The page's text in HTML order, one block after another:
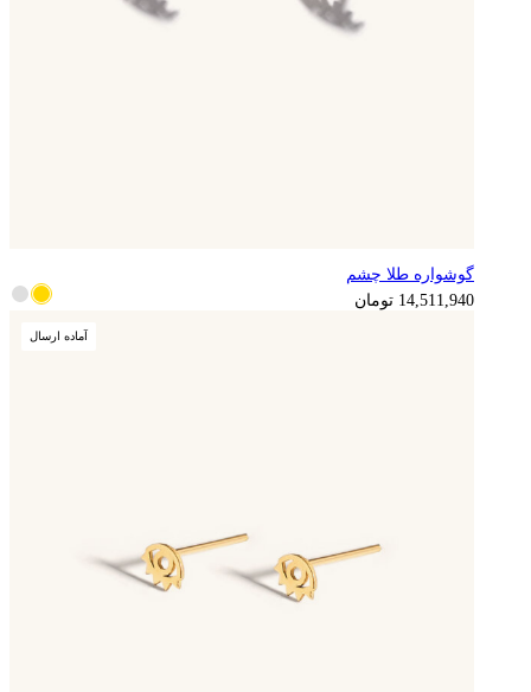
3,627,985 تومانگوشواره طلا چشم
14,511,940 تومان
آماده ارسال